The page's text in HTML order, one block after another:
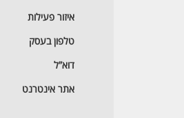
איזור פעילות
טלפון בעסק
דוא”ל
אתר אינטרנט